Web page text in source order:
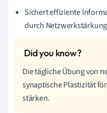
Sichert effiziente
durch
Die tägliche Übung von
synaptische Plastizität
stärken.